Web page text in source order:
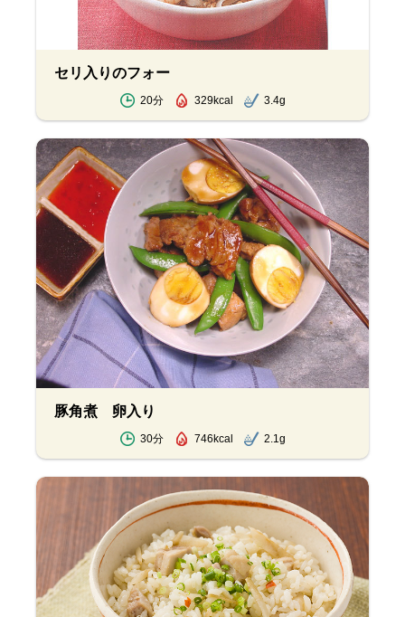
セリ入りのフォー
20分 329kcal 3.4g
豚角煮 卵入り
30分 746kcal 2.1g